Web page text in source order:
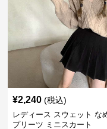
¥2,240 (税込)
レディース スウェット な
プリーツ ミニスカート